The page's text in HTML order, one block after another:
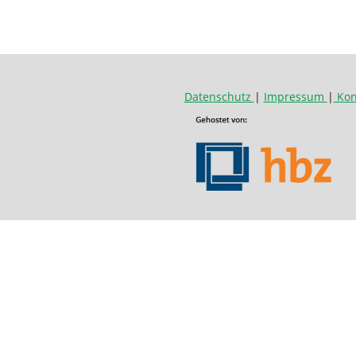
Datenschutz | Impressum |